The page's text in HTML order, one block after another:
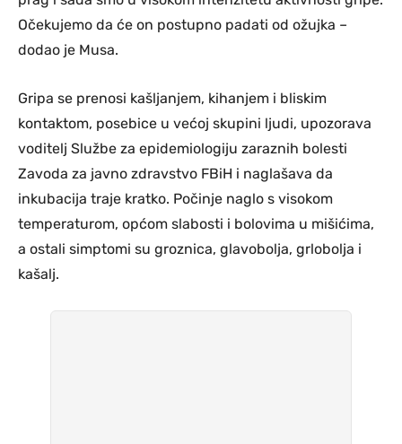
Očekujemo da će on postupno padati od ožujka –
dodao je Musa.
Gripa se prenosi kašljanjem, kihanjem i bliskim
kontaktom, posebice u većoj skupini ljudi, upozorava
voditelj Službe za epidemiologiju zaraznih bolesti
Zavoda za javno zdravstvo FBiH i naglašava da
inkubacija traje kratko. Počinje naglo s visokom
temperaturom, općom slabosti i bolovima u mišićima,
a ostali simptomi su groznica, glavobolja, grlobolja i
kašalj.